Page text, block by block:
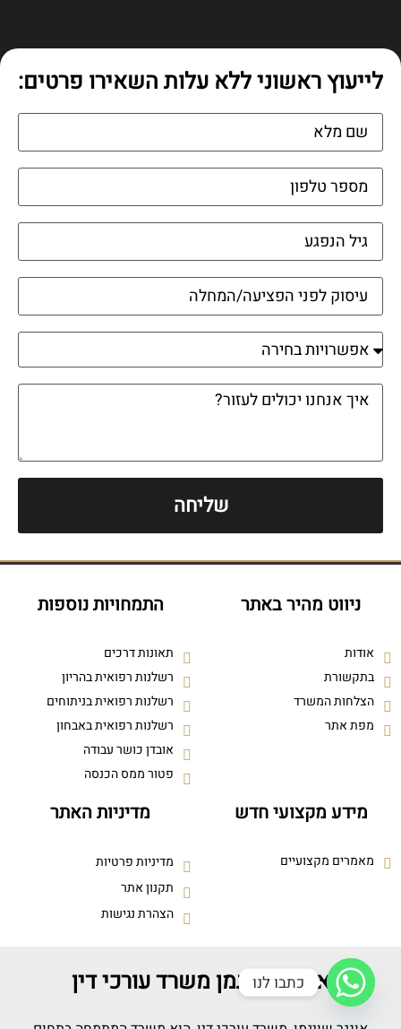
לייעוץ ראשוני ללא עלות השאירו פרטים:
שליחה
ניווט מהיר באתר
אודות
בתקשורת
הצלחות המשרד
מפת אתר
התמחויות נוספות
תאונות דרכים
רשלנות רפואית בהריון
רשלנות רפואית בניתוחים
רשלנות רפואית באבחון
אובדן כושר עבודה
פטור ממס הכנסה
מידע מקצועי חדש
מאמרים מקצועיים
מדיניות האתר
מדיניות פרטיות
תקנון אתר
הצהרת נגישות
אונגר שויגמן משרד עורכי דין
כתבו לנו